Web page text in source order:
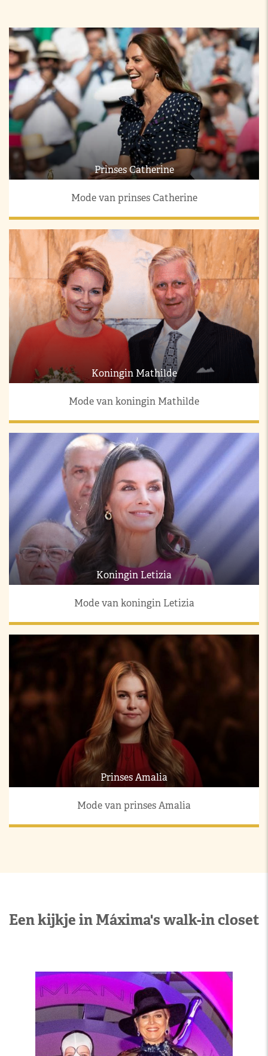
Prinses Catherine
Mode van prinses Catherine
Koningin Mathilde
Mode van koningin Mathilde
Koningin Letizia
Mode van koningin Letizia
Prinses Amalia
Mode van prinses Amalia
Een kijkje in Máxima's walk-in closet